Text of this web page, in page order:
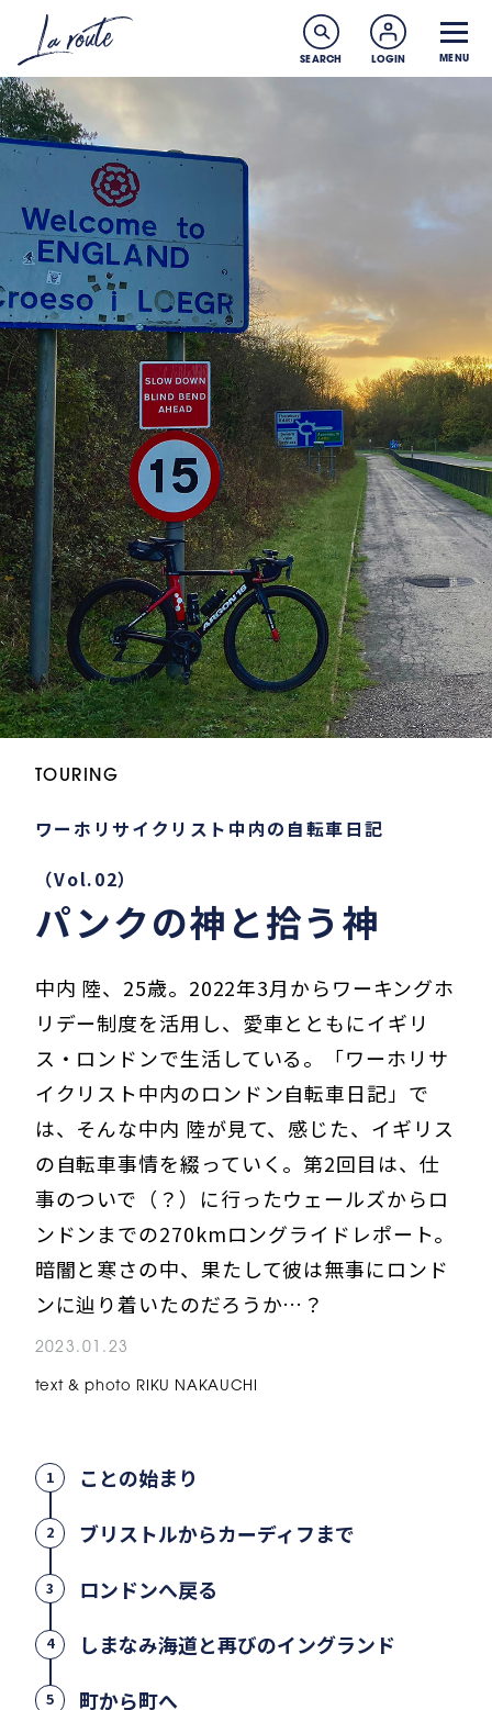
SEARCH LOGIN MENU
TOURING
ワーホリサイクリスト中内の自転車日記
（Vol.02）
パンクの神と拾う神
中内 陸、25歳。2022年3月からワーキングホ
リデー制度を活用し、愛車とともにイギリ
ス・ロンドンで生活している。「ワーホリサ
イクリスト中内のロンドン自転車日記」で
は、そんな中内 陸が見て、感じた、イギリス
の自転車事情を綴っていく。第2回目は、仕
事のついで（？）に行ったウェールズからロ
ンドンまでの270kmロングライドレポート。
暗闇と寒さの中、果たして彼は無事にロンド
ンに辿り着いたのだろうか…？
2023.01.23
text & photo RIKU NAKAUCHI
1 ことの始まり
2 ブリストルからカーディフまで
3 ロンドンへ戻る
4 しまなみ海道と再びのイングランド
5 町から町へ